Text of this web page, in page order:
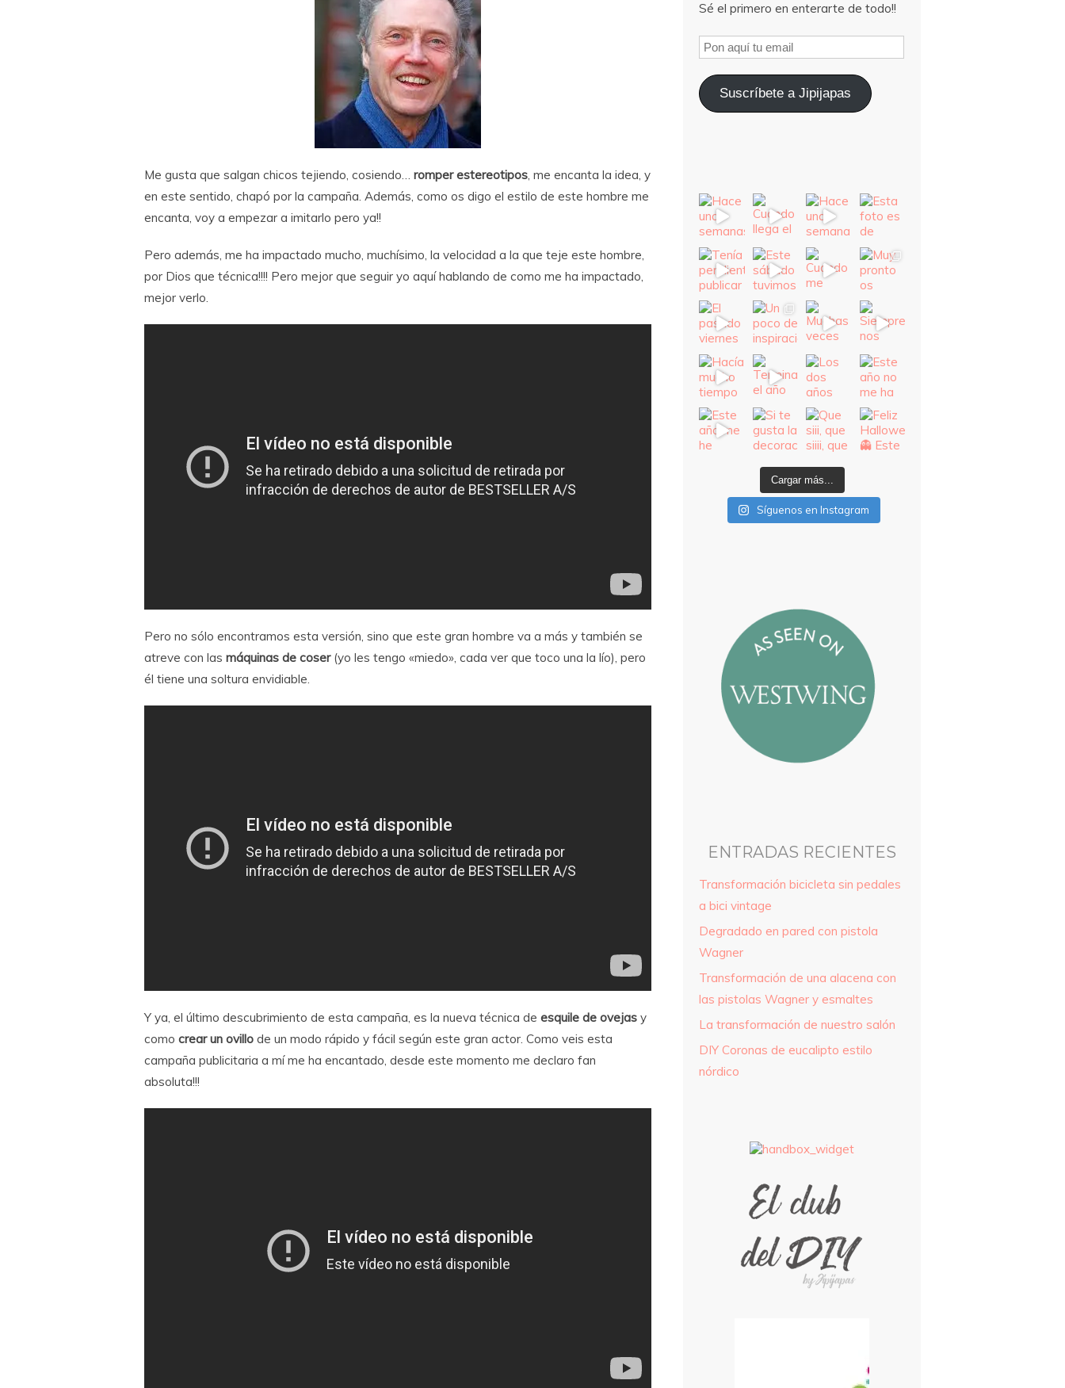
Me gusta que salgan chicos tejiendo, cosiendo… romper estereotipos, me encanta la idea, y
en este sentido, chapó por la campaña. Además, como os digo el estilo de este hombre me
encanta, voy a empezar a imitarlo pero ya!!
Pero además, me ha impactado mucho, muchísimo, la velocidad a la que teje este hombre,
por Dios que técnica!!!! Pero mejor que seguir yo aquí hablando de como me ha impactado,
mejor verlo.
Pero no sólo encontramos esta versión, sino que este gran hombre va a más y también se
atreve con las máquinas de coser(yo les tengo «miedo», cada ver que toco una la lío), pero
él tiene una soltura envidiable.
Y ya, el último descubrimiento de esta campaña, es la nueva técnica de esquile de ovejas y
como crear un ovillo de un modo rápido y fácil según este gran actor. Como veis esta
campaña publicitaria a mí me ha encantado, desde este momento me declaro fan
absoluta!!!
Sé el primero en enterarte de todo!!
Suscríbete a Jipijapas
Cargar más...
Síguenos en Instagram
ENTRADAS RECIENTES
Transformación bicicleta sin pedales
a bici vintage
Degradado en pared con pistola
Wagner
Transformación de una alacena con
las pistolas Wagner y esmaltes
La transformación de nuestro salón
DIY Coronas de eucalipto estilo
nórdico